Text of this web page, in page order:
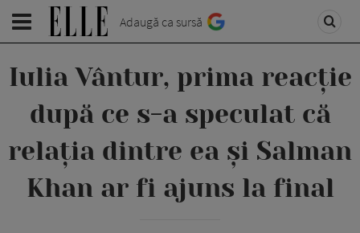
Adaugă ca sursă
Iulia Vântur, prima reacție
după ce s-a speculat că
relația dintre ea și Salman
Khan ar fi ajuns la final